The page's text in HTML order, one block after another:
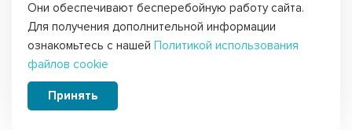
Главная Запчасти для мелкой бытовой техники Для мясорубок
Прокладка шнека мясорубки Braun
G1100, G1300, G1500, 7002715, h1161
Подробнее
Они обеспечивают бесперебойную работу сайта.
Для получения дополнительной информации
ознакомьтесь с нашей Политикой использования
файлов cookie
Принять